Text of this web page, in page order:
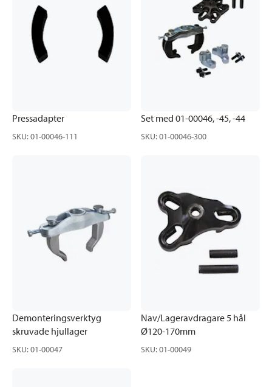
Pressadapter
SKU:01-00046-111
Set med 01-00046, -45, -44
SKU:01-00046-300
Demonteringsverktyg
skruvade hjullager
SKU:01-00047
Nav/Lageravdragare 5 hål
Ø120-170mm
SKU:01-00049